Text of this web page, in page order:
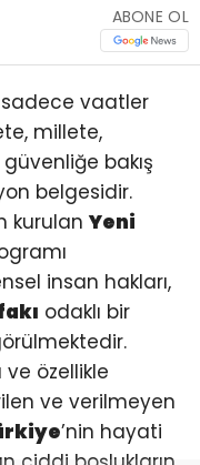
ABONE OL
sadece vaatler
millete,
bakış
belgesidir.
kurulan Yeni
insan hakları,
odaklı bir
özellikle
ve verilmeyen
’nin hayati